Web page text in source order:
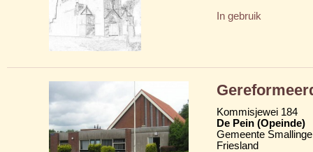
In gebruik
Kommisjewei 184
De Pein (Opeinde)
Gemeente
Friesland